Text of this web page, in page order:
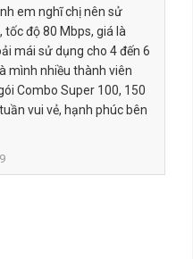
em nghĩ chị nên sử
độ 80 Mbps, giá là
mái sử dụng cho 4 đến 6
mình nhiều thành viên
Combo Super 100, 150
vui vẻ, hạnh phúc bên